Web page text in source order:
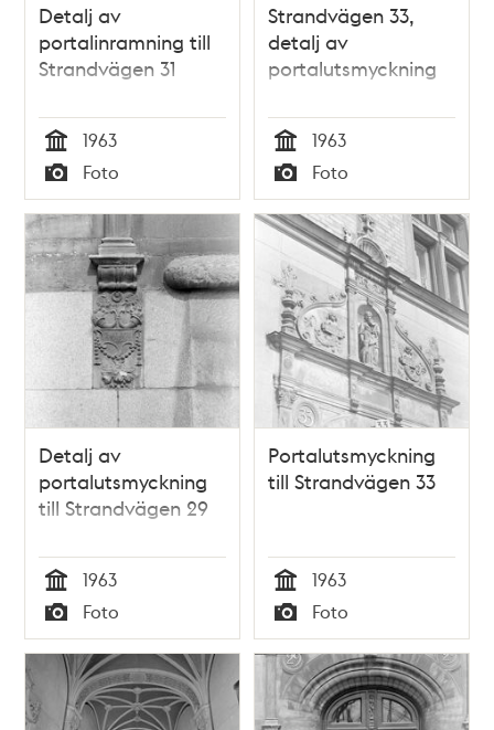
Detalj av
portalinramning till
Strandvägen 31
Tid
1963
Typ
Foto
Strandvägen 33,
detalj av
portalutsmyckning
Tid
1963
Typ
Foto
Detalj av
portalutsmyckning
till Strandvägen 29
Tid
1963
Typ
Foto
Portalutsmyckning
till Strandvägen 33
Tid
1963
Typ
Foto